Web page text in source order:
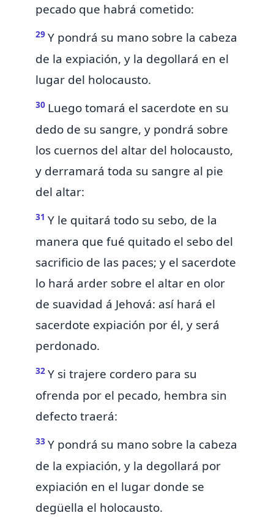
pecado que habrá cometido:
29 Y pondrá su mano sobre la cabeza
de la expiación, y la degollará en el
lugar del holocausto.
30 Luego tomará el sacerdote en su
dedo de su sangre, y pondrá sobre
los cuernos del altar del holocausto,
y derramará toda su sangre al pie
del altar:
31 Y le quitará todo su sebo, de la
manera que fué quitado el sebo del
sacrificio de las paces; y el sacerdote
lo hará arder sobre el altar en olor
de suavidad á Jehová: así hará el
sacerdote expiación por él, y será
perdonado.
32 Y si trajere cordero para su
ofrenda por el pecado, hembra sin
defecto traerá:
33 Y pondrá su mano sobre la cabeza
de la expiación, y la degollará por
expiación en el lugar donde se
degüella el holocausto.